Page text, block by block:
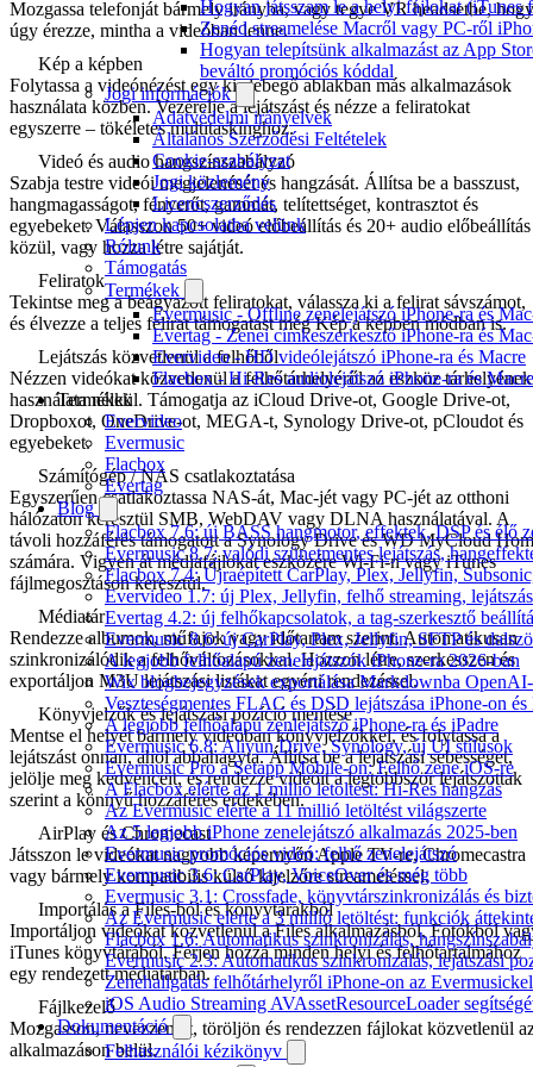
Hogyan játsszam le a helyi fájlokat (iTunes
Zenéd streamelése Macről vagy PC-ről
Hogyan telepítsünk alkalmazást az App
beváltó promóciós kóddal
Jogi információk
Adatvédelmi irányelvek
Általános Szerződési Feltételek
Cookie-szabályzat
Jogi közlemény
Licencszerződés
Lépjen kapcsolatba velünk
Rólunk
Támogatás
Termékek
Evermusic - Offline zenelejátszó iPhone-ra és
Evertag - Zenei címkeszerkesztő iPhone-ra és
Evervideo - HD videólejátszó iPhone-ra és Macre
Flacbox - Hi-Res audiolejátszó iPhone-ra és Macre
Termékek
Evervideo
Evermusic
Flacbox
Evertag
Blog
Flacbox 7.6: új BASS hangmotor, effektek, DSP és élő
Evermusic 8.7: valódi szünetmentes lejátszás,
Flacbox 7.4: Újraépített CarPlay, Plex, Jellyfin,
Evervideo 1.7: új Plex, Jellyfin, felhő streaming,
Evertag 4.2: új felhőkapcsolatok, a tag-szerkesztő
Evermusic 8.6: új CarPlay, Plex, Jellyfin, SFTP és
A legjobb felhőalapú zenelejátszók iPhone-ra 2026-ban
Wix blogbejegyzések exportálása Markdownba
Veszteségmentes FLAC és DSD lejátszása iPhone-on
A legjobb felhőalapú zenlejátszó iPhone-ra és iPadre
Evermusic 6.8: Aliyun Drive, Synology, új UI stílusok
Evermusic Pro a Setapp Mobile-on: Felhő zene iOS-re
A Flacbox elérte az 1 millió letöltést: Hi-Res hangzás
Az Evermusic elérte a 11 millió letöltést világszerte
Az 5 legjobb iPhone zenelejátszó alkalmazás 2025-ben
Evermusic promóciós videó: felhő zenelejátszó
Evermusic 3.6: CarPlay, VoiceOver és még több
Evermusic 3.1: Crossfade, könyvtárszinkronizálás és
Az Evermusic elérte a 3 millió letöltést: funkciók
Flacbox 1.6: Automatikus szinkronizálás,
Evermusic 2.3: Automatikus szinkronizálás, lejátszási
Zenehallgatás felhőtárhelyről iPhone-on az Evermusickel
iOS Audio Streaming AVAssetResourceLoader
Dokumentáció
Felhasználói kézikönyv
Mozgassa telefonját bármely irányba, vagy tegye VR headsetbe, hogy
úgy érezze, mintha a videóban lenne.
Kép a képben
Folytassa a videónézést egy kis lebegő ablakban más alkalmazások
használata közben. Vezérelje a lejátszást és nézze a feliratokat
egyszerre – tökéletes multitaskinghoz.
Videó és audio hangszínszabályzó
Szabja testre videói megjelenését és hangzását. Állítsa be a basszust,
hangmagasságot, fényerőt, gammát, telítettséget, kontrasztot és
egyebeket. Válasszon 50+ videó előbeállítás és 20+ audio előbeállítás
közül, vagy hozza létre sajátját.
Feliratok
Tekintse meg a beágyazott feliratokat, válassza ki a felirat sávszámot,
és élvezze a teljes felirat támogatást még Kép a képben módban is.
Lejátszás közvetlenül a felhőből
Nézzen videókat közvetlenül a felhőtárhelyéről az eszköz tárhelyének
használata nélkül. Támogatja az iCloud Drive-ot, Google Drive-ot,
Dropboxot, OneDrive-ot, MEGA-t, Synology Drive-ot, pCloudot és
egyebeket.
Számítógép / NAS csatlakoztatása
Egyszerűen csatlakoztassa NAS-át, Mac-jét vagy PC-jét az otthoni
hálózaton keresztül SMB, WebDAV vagy DLNA használatával. A
távoli hozzáférés támogatott a Synology Drive és WD MyCloud
számára. Vigyen át médiafájlokat eszközére Wi-Fi-n vagy iTunes
fájlmegosztáson keresztül.
Médiatár
Rendezze albumok, műfajok vagy időtartam szerint. Automatikusan
szinkronizálódik a felhőváltozásokkal. Hozzon létre, szerkesszen és
exportáljon M3U lejátszási listákat egyéni rendezéssel.
Könyvjelzők és lejátszási pozíció mentése
Mentse el helyét bármely videóban könyvjelzőkkel, és folytassa a
lejátszást onnan, ahol abbahagyta. Állítsa be a lejátszási sebességet,
jelölje meg kedvenceit, és rendezze videóit a legtöbbször lejátszottak
szerint a könnyű hozzáférés érdekében.
AirPlay és Chromecast
Játsszon le videókat nagyobb képernyőn Apple TV-re, Chromecastra
vagy bármely kompatibilis külső kijelzőre streameléssel.
Importálás a Files-ból és könyvtárakból
Importáljon videókat közvetlenül a Files alkalmazásból, Fotókból
iTunes könyvtárából. Férjen hozzá minden helyi és felhőtartalmához
egy rendezett médiatárban.
Fájlkezelő
Mozgasson, nevezzen át, töröljön és rendezzen fájlokat közvetlenül
alkalmazáson belül.